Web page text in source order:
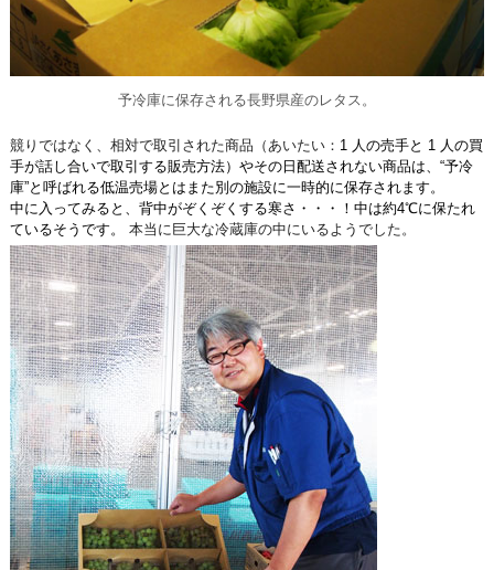
予冷庫に保存される長野県産のレタス。
競りではなく、相対で取引された商品（あいたい： 1 人の売手と 1 人の買
手が話し合いで取引する販売方法）やその日配送されない商品は、“予冷
庫”と呼ばれる低温売場とはまた別の施設に一時的に保存されます。
中に入ってみると、背中がぞくぞくする寒さ・・・！中は約4℃に保たれ
ているそうです。
本当に巨大な冷蔵庫の中にいるようでした。